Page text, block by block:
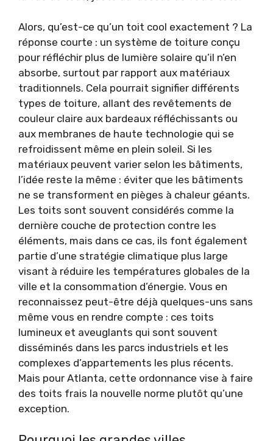
Alors, qu’est-ce qu’un toit cool exactement ? La
réponse courte : un système de toiture conçu
pour réfléchir plus de lumière solaire qu’il n’en
absorbe, surtout par rapport aux matériaux
traditionnels. Cela pourrait signifier différents
types de toiture, allant des revêtements de
couleur claire aux bardeaux réfléchissants ou
aux membranes de haute technologie qui se
refroidissent même en plein soleil. Si les
matériaux peuvent varier selon les bâtiments,
l’idée reste la même : éviter que les bâtiments
ne se transforment en pièges à chaleur géants.
Les toits sont souvent considérés comme la
dernière couche de protection contre les
éléments, mais dans ce cas, ils font également
partie d’une stratégie climatique plus large
visant à réduire les températures globales de la
ville et la consommation d’énergie. Vous en
reconnaissez peut-être déjà quelques-uns sans
même vous en rendre compte : ces toits
lumineux et aveuglants qui sont souvent
disséminés dans les parcs industriels et les
complexes d’appartements les plus récents.
Mais pour Atlanta, cette ordonnance vise à faire
des toits frais la nouvelle norme plutôt qu’une
exception.